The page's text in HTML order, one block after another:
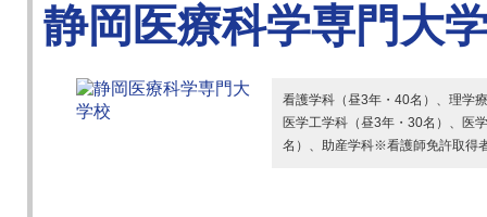
静岡医療科学専門大
看護学科（昼3年・40名）、理学
医学工学科（昼3年・30名）、医
名）、助産学科※看護師免許取得